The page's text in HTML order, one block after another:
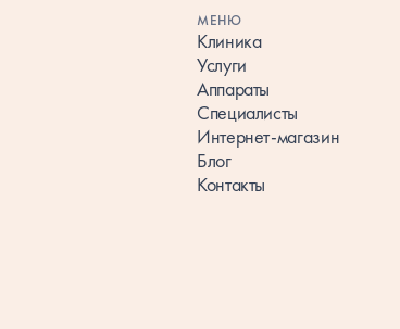
МЕНЮ
Клиника
Услуги
Аппараты
Специалисты
Интернет-магазин
Блог
Контакты